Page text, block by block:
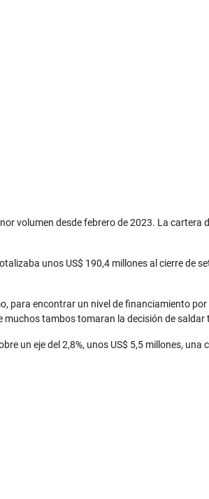
volumen desde febrero de 2023. La cartera
unos US$ 190,4 millones al cierre de
para encontrar un nivel de financiamiento
tambos tomaran la decisión de
un eje del 2,8%, unos US$ 5,5 millones,